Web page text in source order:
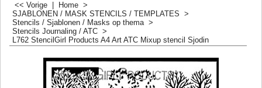
<< Vorige Home >
SJABLONEN / MASK STENCILS / TEMPLATES >
Stencils / Sjablonen / Masks op thema>
Stencils Journaling / ATC >
L762 StencilGirl Products A4 Art ATC Mixup stencil Sjodin